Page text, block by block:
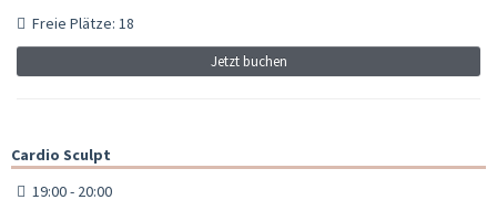
Freie Plätze: 18
Jetzt buchen
Cardio Sculpt
19:00 - 20:00